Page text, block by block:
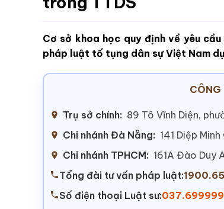
Cơ sở khoa học quy định về yêu
pháp luật tố tụng dân sự Việt Nam
CÔNG
Trụ sở chính: 89 Tô Vĩnh Diện,
Chi nhánh Đà Nẵng: 141 Diệp
Chi nhánh TPHCM: 161A Đào Duy
Tổng đài tư vấn pháp luật:
Số điện thoại Luật sư: